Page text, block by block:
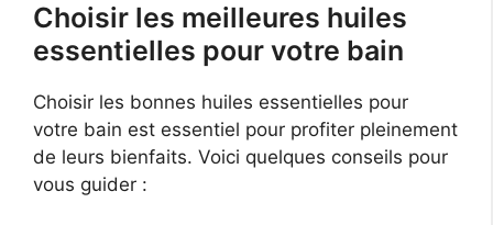
Choisir les meilleures huiles
essentielles pour votre bain
Choisir les bonnes huiles essentielles pour
votre bain est essentiel pour profiter pleinement
de leurs bienfaits. Voici quelques conseils pour
vous guider :